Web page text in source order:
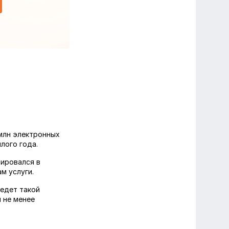
электронных
года.
в
услуги.
такой
не менее